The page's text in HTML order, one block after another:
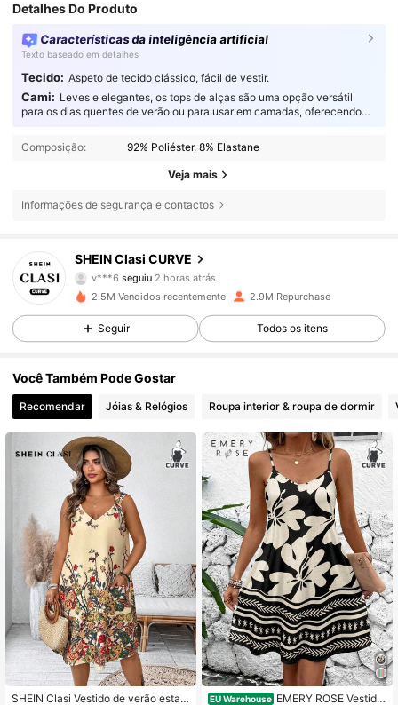
Detalhes Do Produto
Características da inteligência artificial
Texto baseado em detalhes
Tecido: Aspeto de tecido clássico, fácil de vestir.
Cami: Leves e elegantes, os tops de alças são uma opção versátil
para os dias quentes de verão ou para usar em camadas, oferecendo
Composição:
92% Poliéster, 8% Elastane
Veja mais
Informações de segurança e contactos
SHEIN Clasi CURVE
v***6seguiu2 horas atrás
d***7 está a navegar
4,83
337K Seguidores
4,83 337K Seguidores
4,83 337K Seguidores
4,83 337K Seguidores
4,83 337K Seguidores
4,83 337K Seguidores
2.5M Vendidos recentemente 2.9M Repurchase
Seguir Todos os itens
Você Também Pode Gostar
Recomendar Jóias & Relógios Roupa interior & roupa de dormir
SHEIN Clasi Vestido de verão estam
EU Warehouse EMERY ROSE Vestido